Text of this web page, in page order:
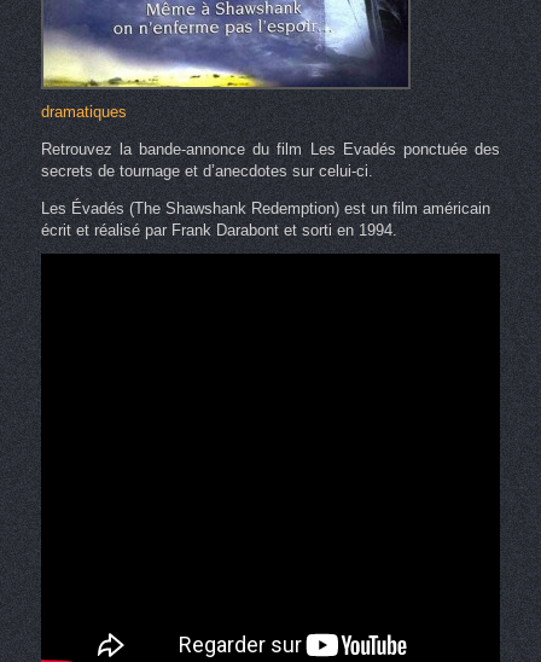
dramatiques
Retrouvez la bande-annonce du film Les Evadés ponctuée des
secrets de tournage et d’anecdotes sur celui-ci.
Les Évadés (The Shawshank Redemption) est un film américain
écrit et réalisé par Frank Darabont et sorti en 1994.